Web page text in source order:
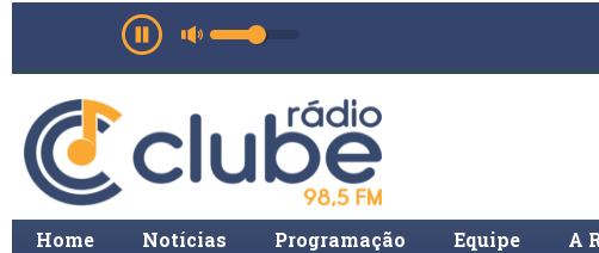
Home Notícias Programação Equipe A